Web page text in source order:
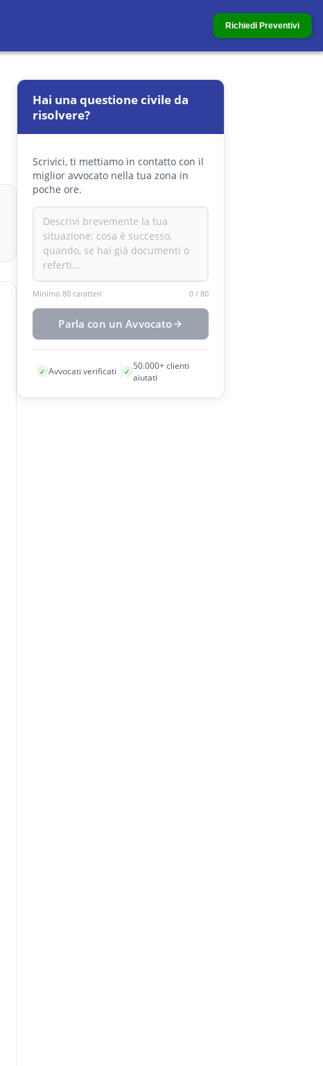
Richiedi Preventivi
Hai una questione civile da
risolvere?
Scrivici, ti mettiamo in contatto con il
miglior avvocato nella tua zona in
poche ore.
Minimo 80 caratteri 0 / 80
Parla con un Avvocato
✓ Avvocati verificati ✓ 50.000+ clienti
aiutati